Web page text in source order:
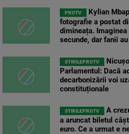
PROTV
Kylian
fotografie a postat
dimineața.
secunde, dar fanii
STIRILEPROTV
Parlamentul: Dacă
decarbonizării voi
constituționale
STIRILEPROTV
A
a aruncat biletul
euro. Ce a urmat e